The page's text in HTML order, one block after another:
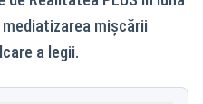
mișcării
a legii.